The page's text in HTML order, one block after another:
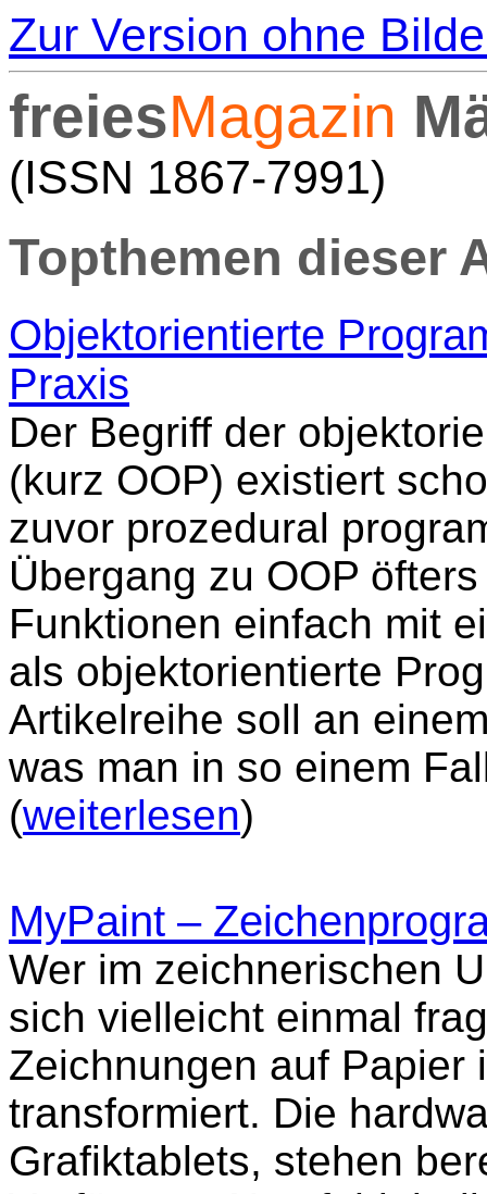
Zur Version ohne
freiesMagazin
(ISSN 1867-7991)
Topthemen dieser
Objektorientierte
Praxis
Der Begriff der
(kurz OOP) existiert
zuvor prozedural
Übergang zu OOP
Funktionen einfach mit
als objektorientierte
Artikelreihe soll an
was man in so einem
(weiterlesen)
MyPaint –
Wer im zeichnerischen
sich vielleicht einmal
Zeichnungen auf Papier
transformiert. Die
Grafiktablets, stehen